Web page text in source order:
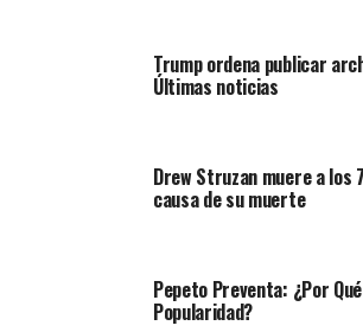
Trump ordena publicar
Últimas noticias
Drew Struzan muere a los
causa de su muerte
Pepeto Preventa: ¿Por
Popularidad?